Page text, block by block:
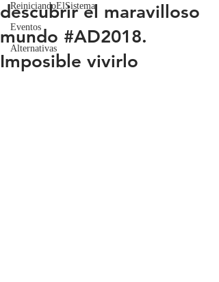
ReiniciandoElSistema
Eventos
Alternativas
descubrir el maravilloso
mundo #AD2018.
Imposible vivirlo